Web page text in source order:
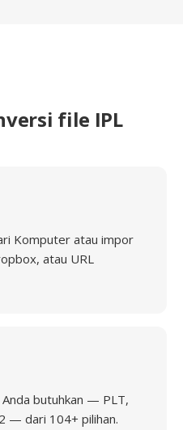
file IPL
Komputer atau impor
atau URL
butuhkan — PLT,
— dari 104+ pilihan.